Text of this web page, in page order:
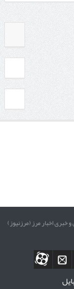
خبری اخبار مرز (مرزنیوز)